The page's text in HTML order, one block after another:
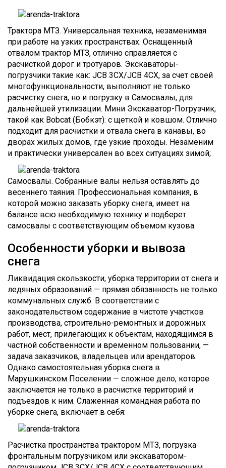
Трактора МТЗ. Универсальная техника, незаменимая
при работе на узких пространствах. Оснащенный
отвалом трактор МТЗ, отлично справляется с
расчисткой дорог и тротуаров. Экскаваторы-
погрузчики такие как: JCB 3CX/JCB 4CX, за счет своей
многофункциональности, выполняют не только
расчистку снега, но и погрузку в Самосвалы, для
дальнейшей утилизации. Мини Экскаватор-Погрузчик,
такой как Bobcat (Бобкэт): с щеткой и ковшом. Отлично
подходит для расчистки и отвала снега в канавы, во
дворах жилых домов, где узкие проходы. Незаменим
и практически универсален во всех ситуациях зимой;
Самосвалы. Собранные валы нельзя оставлять до
весеннего таяния. Профессиональная компания, в
которой можно заказать уборку снега, имеет на
балансе всю необходимую технику и подберет
самосвалы с соответствующим объемом кузова.
Особенности уборки и вывоза
снега
Ликвидация скользкости, уборка территории от снега и
ледяных образований — прямая обязанность не только
коммунальных служб. В соответствии с
законодательством содержание в чистоте участков
производства, строительно-ремонтных и дорожных
работ, мест, прилегающих к объектам, находящимся в
частной собственности и временном пользовании, —
задача заказчиков, владельцев или арендаторов.
Однако самостоятельная уборка снега в
Марушкинском Поселении — сложное дело, которое
заключается не только в расчистке территорий и
подъездов к ним. Слаженная командная работа по
уборке снега, включает в себя:
Расчистка пространства трактором МТЗ, погрузка
фронтальным погрузчиком или экскаватором-